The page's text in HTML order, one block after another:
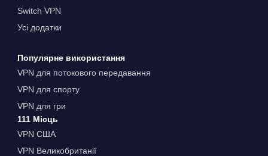
Switch VPN
Усі додатки
Популярне використання
VPN для потокового передавання
VPN для спорту
VPN для гри
111 Місць
VPN США
VPN Великобританії